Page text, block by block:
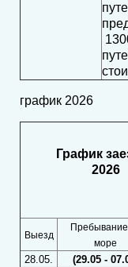
график 2026
График
2026
Выезд
море
28.05. (29.05 -